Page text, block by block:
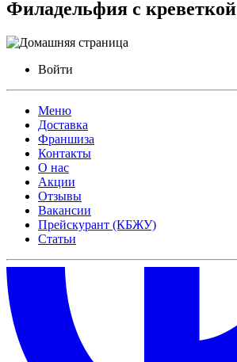
Филадельфия с креветкой
Войти
Меню
Доставка
Франшиза
Контакты
О нас
Акции
Отзывы
Вакансии
Прейскурант (КБЖУ)
Статьи